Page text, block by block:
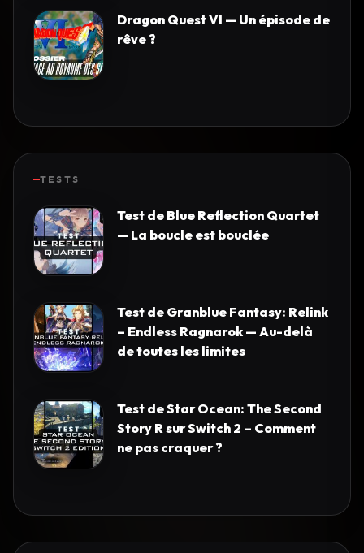
Dragon Quest VI — Un épisode de
rêve ?
TESTS
Test de Blue Reflection Quartet
— La boucle est bouclée
Test de Granblue Fantasy: Relink
– Endless Ragnarok — Au-delà
de toutes les limites
Test de Star Ocean: The Second
Story R sur Switch 2 – Comment
ne pas craquer ?